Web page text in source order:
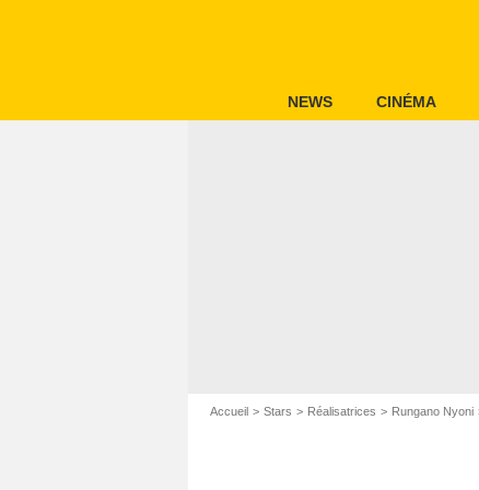
NEWS CINÉMA
Accueil Stars Réalisatrices Rungano Nyoni